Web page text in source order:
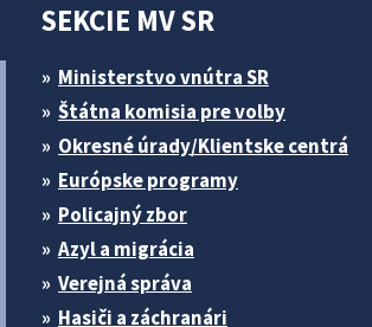
SEKCIE MV SR
Ministerstvo vnútra SR
Štátna komisia pre volby
Okresné úrady/Klientske centrá
Európske programy
Policajný zbor
Azyl a migrácia
Verejná správa
Hasiči a záchranári